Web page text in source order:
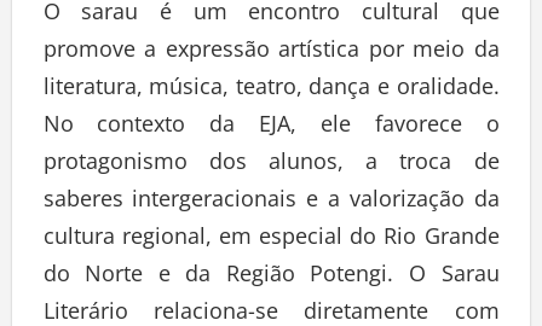
O sarau é um encontro cultural que
promove a expressão artística por meio da
literatura, música, teatro, dança e oralidade.
No contexto da EJA, ele favorece o
protagonismo dos alunos, a troca de
saberes intergeracionais e a valorização da
cultura regional, em especial do Rio Grande
do Norte e da Região Potengi. O Sarau
Literário relaciona-se diretamente com